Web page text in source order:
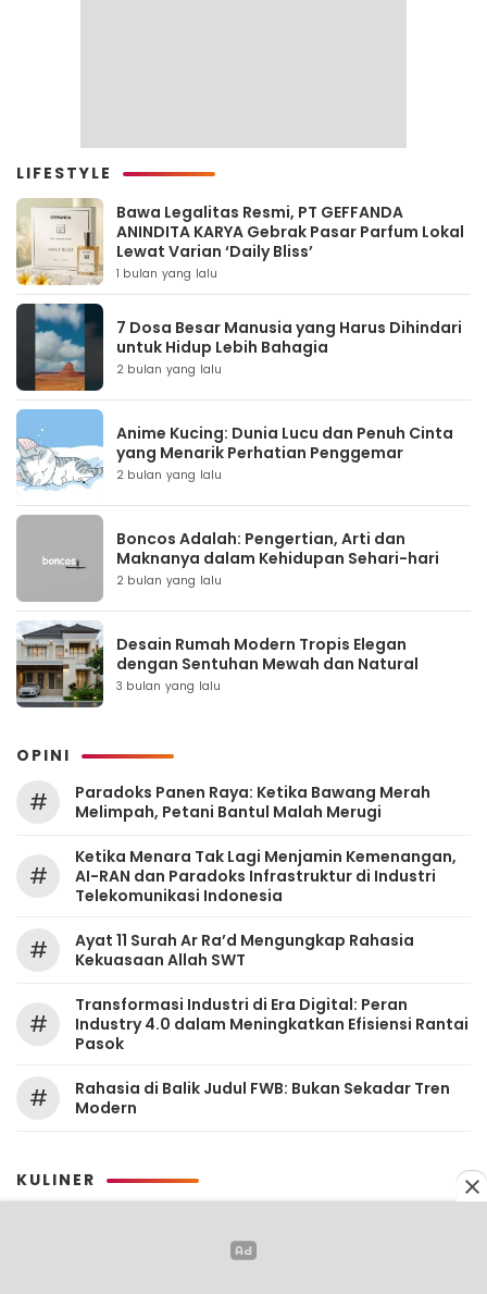
0
LIFESTYLE
Bawa Legalitas Resmi, PT GEFFANDA
ANINDITA KARYA Gebrak Pasar Parfum Lokal
Lewat Varian ‘Daily Bliss’
1 bulan yang lalu
7 Dosa Besar Manusia yang Harus Dihindari
untuk Hidup Lebih Bahagia
2 bulan yang lalu
Anime Kucing: Dunia Lucu dan Penuh Cinta
yang Menarik Perhatian Penggemar
2 bulan yang lalu
Boncos Adalah: Pengertian, Arti dan
Maknanya dalam Kehidupan Sehari-hari
2 bulan yang lalu
Desain Rumah Modern Tropis Elegan
dengan Sentuhan Mewah dan Natural
3 bulan yang lalu
OPINI
#
Paradoks Panen Raya: Ketika Bawang Merah
Melimpah, Petani Bantul Malah Merugi
#
Ketika Menara Tak Lagi Menjamin Kemenangan,
AI-RAN dan Paradoks Infrastruktur di Industri
Telekomunikasi Indonesia
#
Ayat 11 Surah Ar Ra’d Mengungkap Rahasia
Kekuasaan Allah SWT
#
Transformasi Industri di Era Digital: Peran
Industry 4.0 dalam Meningkatkan Efisiensi Rantai
Pasok
#
Rahasia di Balik Judul FWB: Bukan Sekadar Tren
Modern
KULINER
Menggemaskan untuk Dekorasi Ruang